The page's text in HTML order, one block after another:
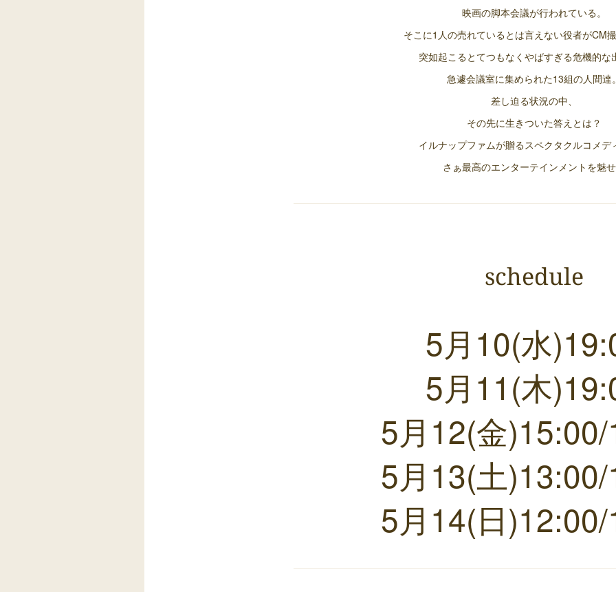
映画の脚本会議が行われている。
そこに1人の売れているとは言えない役者がCM撮
突如起こるとてつもなくやばすぎる危機的な
急遽会議室に集められた13組の人間達。
差し迫る状況の中、
その先に生きついた答えとは？
イルナップファムが贈るスペクタクルコメデ
さぁ最高のエンターテインメントを魅
schedule
5月10(水
5月11(木
5月12(金
5月13(土
5月14(日